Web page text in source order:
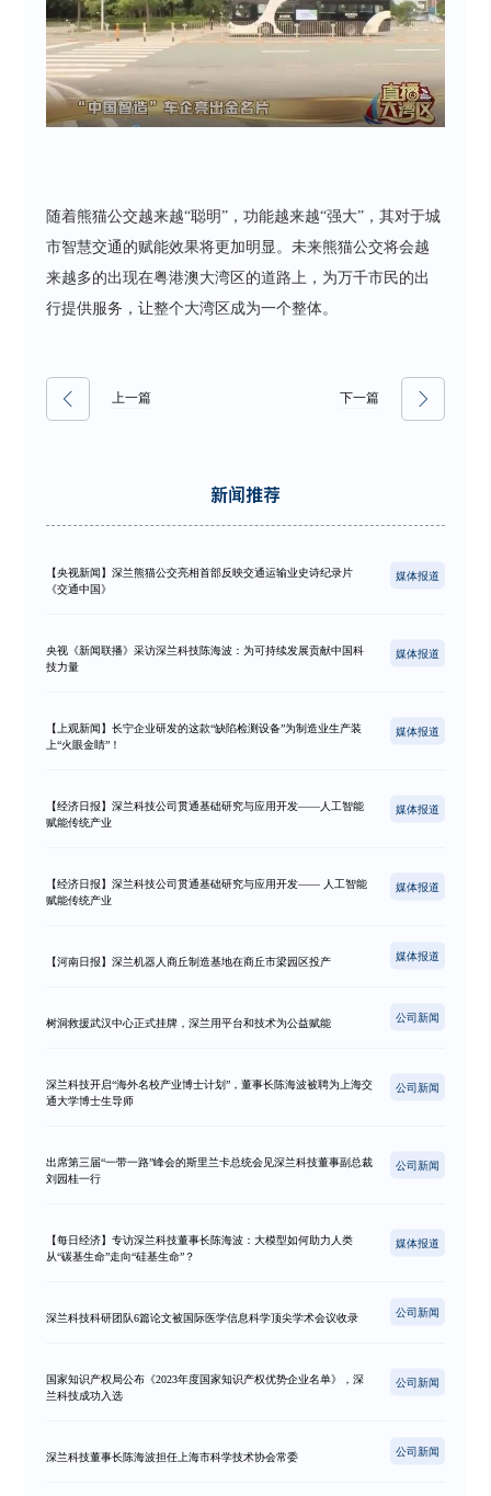
随着熊猫公交越来越“聪明”，功能越来越“强大”，其对于城
市智慧交通的赋能效果将更加明显。未来熊猫公交将会越
来越多的出现在粤港澳大湾区的道路上，为万千市民的出
行提供服务，让整个大湾区成为一个整体。
上一篇 下一篇
新闻推荐
【央视新闻】深兰熊猫公交亮相首部反映交通运输业史诗纪录片
《交通中国》
媒体报道
央视《新闻联播》采访深兰科技陈海波：为可持续发展贡献中国科
技力量
媒体报道
【上观新闻】长宁企业研发的这款“缺陷检测设备”为制造业生产装
上“火眼金睛”！
媒体报道
【经济日报】深兰科技公司贯通基础研究与应用开发——人工智能
赋能传统产业
媒体报道
【经济日报】深兰科技公司贯通基础研究与应用开发—— 人工智能
赋能传统产业
媒体报道
【河南日报】深兰机器人商丘制造基地在商丘市梁园区投产 媒体报道
树洞救援武汉中心正式挂牌，深兰用平台和技术为公益赋能 公司新闻
深兰科技开启“海外名校产业博士计划”，董事长陈海波被聘为上海交
通大学博士生导师
公司新闻
出席第三届“一带一路”峰会的斯里兰卡总统会见深兰科技董事副总裁
刘园桂一行
公司新闻
【每日经济】专访深兰科技董事长陈海波：大模型如何助力人类
从“碳基生命”走向“硅基生命”？
媒体报道
深兰科技科研团队6篇论文被国际医学信息科学顶尖学术会议收录 公司新闻
国家知识产权局公布《2023年度国家知识产权优势企业名单》，深
兰科技成功入选
公司新闻
深兰科技董事长陈海波担任上海市科学技术协会常委 公司新闻